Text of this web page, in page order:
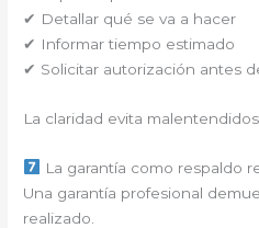
✔ Detallar qué se va a hacer
✔ Informar tiempo estimado
✔ Solicitar autorización antes
La claridad evita malentendidos.
La garantía como respaldo
Una garantía profesional
realizado.